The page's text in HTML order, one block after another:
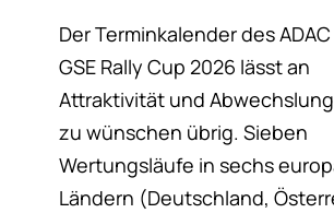
Der Terminkalender des
GSE Rally Cup 2026 lässt an
Attraktivität und
zu wünschen übrig. Sieben
Wertungsläufe in sechs
Ländern (Deutschland,